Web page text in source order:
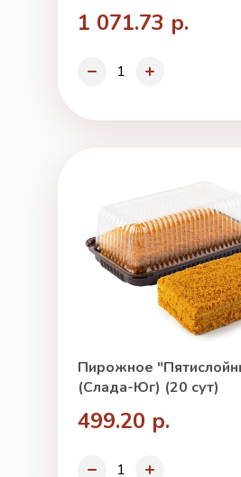
1 071.73 р.
Пирожное
(Слада-Юг) (20 сут)
499.20 р.